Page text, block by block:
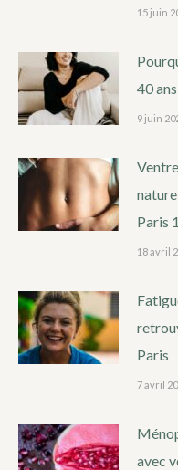
15 juin
40 ans
9 juin
Paris
18 avril
Paris
7 avril
avec